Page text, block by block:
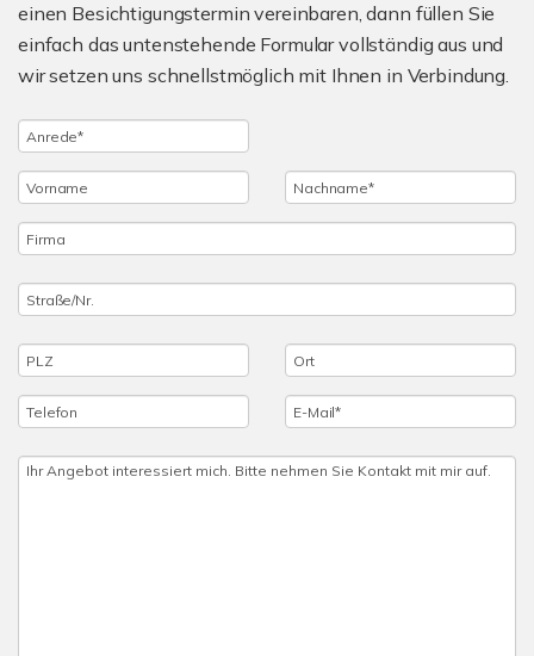
einen Besichtigungstermin vereinbaren, dann füllen Sie
einfach das untenstehende Formular vollständig aus und
wir setzen uns schnellstmöglich mit Ihnen in Verbindung.